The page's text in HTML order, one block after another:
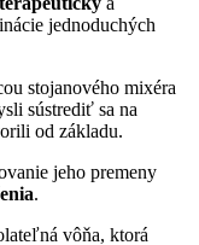
jednoduchých
stojanového mixéra
sústrediť sa na
od základu.
jeho premeny
.
vôňa, ktorá